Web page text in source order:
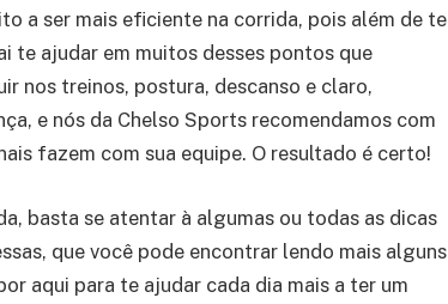
a ser mais eficiente na corrida, pois além de te
te ajudar em muitos desses pontos que
nos treinos, postura, descanso e claro,
e nós da Chelso Sports recomendamos com
fazem com sua equipe. O resultado é certo!
basta se atentar à algumas ou todas as dicas
que você pode encontrar lendo mais alguns
aqui para te ajudar cada dia mais a ter um